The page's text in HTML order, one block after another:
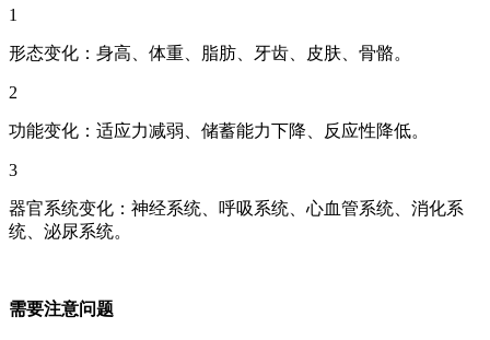
1
形态变化：身高、体重、脂肪、牙齿、皮肤、骨骼。
2
功能变化：适应力减弱、储蓄能力下降、反应性降低。
3
器官系统变化：神经系统、呼吸系统、心血管系统、消化系
统、泌尿系统。
需要注意问题